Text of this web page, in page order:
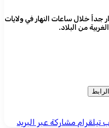
خلال ساعات النهار في ولايات
من البلاد.
تيلقرام مشاركة عبر البريد